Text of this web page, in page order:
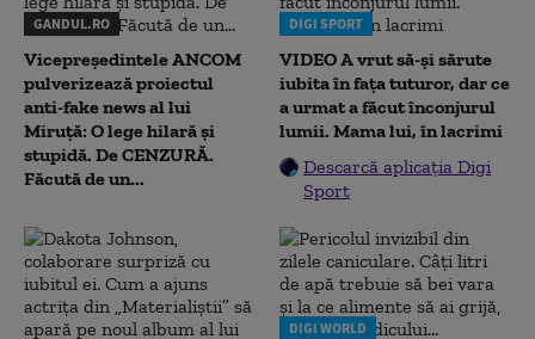
GANDUL.RO
Vicepreședintele ANCOM
pulverizează proiectul
anti-fake news al lui
Miruță: O lege hilară și
stupidă. De CENZURĂ.
Făcută de un...
DIGI SPORT
VIDEO A vrut să-și sărute
iubita în fața tuturor, dar ce
a urmat a făcut înconjurul
lumii. Mama lui, în lacrimi
Descarcă aplicația Digi
Sport
DIGI WORLD